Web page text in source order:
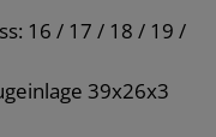
16 / 17 / 18 / 19 /
39x26x3